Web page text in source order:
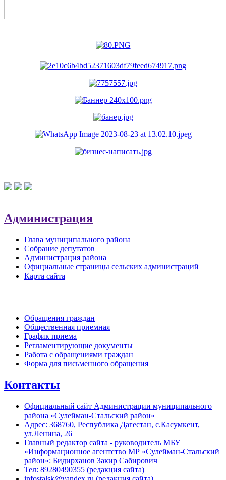
Администрация
Глава муниципального района
Собрание депутатов
Администрация района
Официальные страницы сельских администраций
Карта сайта
Обращения граждан
Общественная приемная
График приема
Регламентирующие документы
Работа с обращениями граждан
Форма для письменного обращения
Контакты
Официальный сайт Администрации муниципального
района «Сулейман-Стальский район»
Адрес: 368760, Республика Дагестан, с.Касумкент,
ул.Ленина, 26
Главный редактор сайта - руководитель МБУ
«Информационное агентство МР «Сулейман-Стальский
район»: Бидирханов Закир Сабирович
Тел: 89280490355 (редакция сайта)